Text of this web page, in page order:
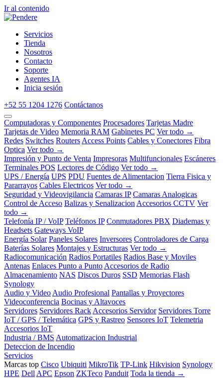
Ir al contenido
Servicios
Tienda
Nosotros
Contacto
Soporte
Agentes IA
Inicia sesión
+52 55 1204 1276 Contáctanos
Computadoras y Componentes Procesadores Tarjetas Madre
Tarjetas de Video Memoria RAM Gabinetes PC Ver todo →
Redes Switches Routers Access Points Cables y Conectores Fibra
Optica Ver todo →
Impresión y Punto de Venta Impresoras Multifuncionales Escáneres
Terminales POS Lectores de Código Ver todo →
UPS / Energía UPS PDU Fuentes de Alimentacion Tierra Fisica y
Pararrayos Cables Electricos Ver todo →
Seguridad y Videovigilancia Camaras IP Camaras Analogicas
Control de Acceso Balizas y Senalizacion Accesorios CCTV Ver
todo →
Telefonía IP / VoIP Teléfonos IP Conmutadores PBX Diademas y
Headsets Gateways VoIP
Energía Solar Paneles Solares Inversores Controladores de Carga
Baterías Solares Montajes y Estructuras Ver todo →
Radiocomunicación Radios Portatiles Radios Base y Moviles
Antenas Enlaces Punto a Punto Accesorios de Radio
Almacenamiento NAS Discos Duros SSD Memorias Flash
Synology
Audio y Video Audio Profesional Pantallas y Proyectores
Videoconferencia Bocinas y Altavoces
Servidores Servidores Rack Accesorios Servidor Servidores Torre
IoT / GPS / Telemática GPS y Rastreo Sensores IoT Telemetria
Accesorios IoT
Industria / BMS Automatizacion Industrial
Deteccion de Incendio
Servicios
Marcas top Cisco Ubiquiti MikroTik TP-Link Hikvision Synology
HPE Dell APC Epson ZKTeco Panduit Toda la tienda →